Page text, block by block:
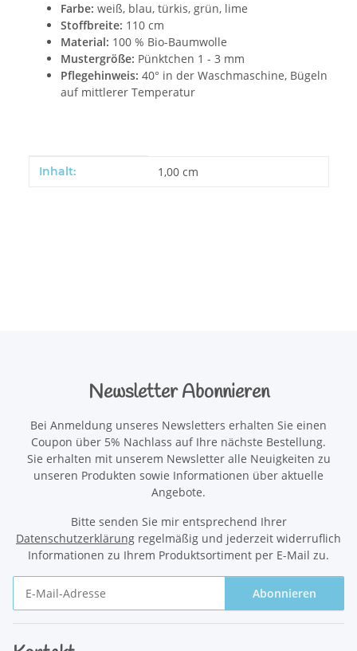
Farbe: weiß, blau, türkis, grün, lime
Stoffbreite: 110 cm
Material: 100 % Bio-Baumwolle
Mustergröße: Pünktchen 1 - 3 mm
Pflegehinweis: 40° in der Waschmaschine, Bügeln
auf mittlerer Temperatur
Produkteigenschaft
Wert
Inhalt: 1,00 cm
Newsletter Abonnieren
Bei Anmeldung unseres Newsletters erhalten Sie einen
Coupon über 5% Nachlass auf Ihre nächste Bestellung.
Sie erhalten mit unserem Newsletter alle Neuigkeiten zu
unseren Produkten sowie Informationen über aktuelle
Angebote.
Bitte senden Sie mir entsprechend Ihrer
Datenschutzerklärung regelmäßig und jederzeit widerruflich
Informationen zu Ihrem Produktsortiment per E-Mail zu.
Abonnieren